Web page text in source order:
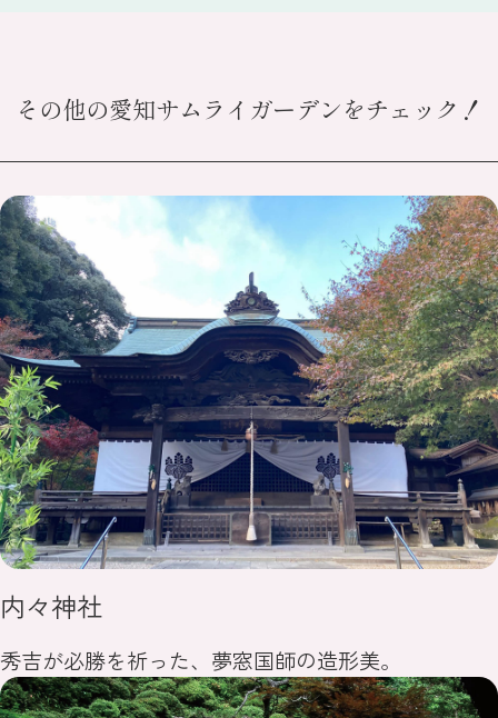
その他の愛知サムライガーデンをチェック！
内々神社
秀吉が必勝を祈った、夢窓国師の造形美。